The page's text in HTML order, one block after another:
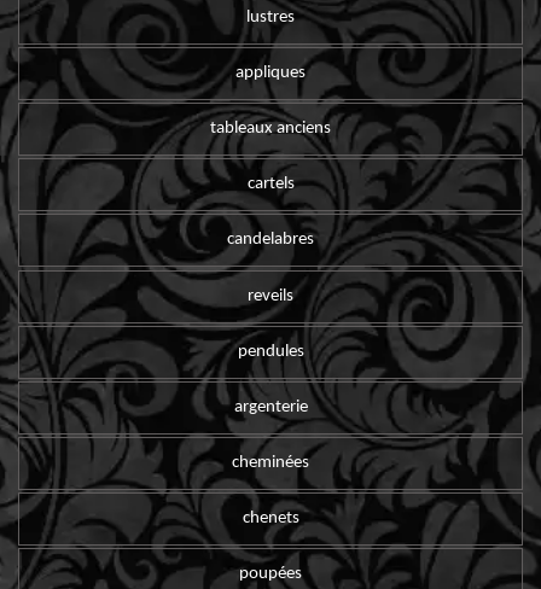
lustres
appliques
tableaux anciens
cartels
candelabres
reveils
pendules
argenterie
cheminées
chenets
poupées